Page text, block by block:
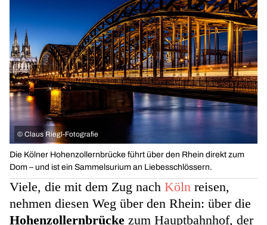
© Claus Riegl-Fotografie
Die Kölner Hohenzollernbrücke führt über den Rhein direkt zum
Dom – und ist ein Sammelsurium an Liebesschlössern.
Viele, die mit dem Zug nach Köln reisen,
nehmen diesen Weg über den Rhein: über die
Hohenzollernbrücke zum Hauptbahnhof, der